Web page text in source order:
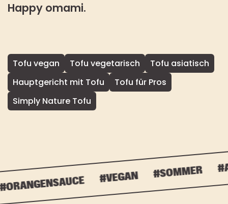
Happy omami.
Tofu vegan Tofu vegetarisch
Tofu asiatisch
Hauptgericht mit Tofu
Tofu für Pros
Simply Nature Tofu
#VEGAN #SOMMER